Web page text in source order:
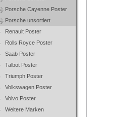
Porsche Cayenne Poster
Porsche unsortiert
Renault Poster
Rolls Royce Poster
Saab Poster
Talbot Poster
Triumph Poster
Volkswagen Poster
Volvo Poster
Weitere Marken